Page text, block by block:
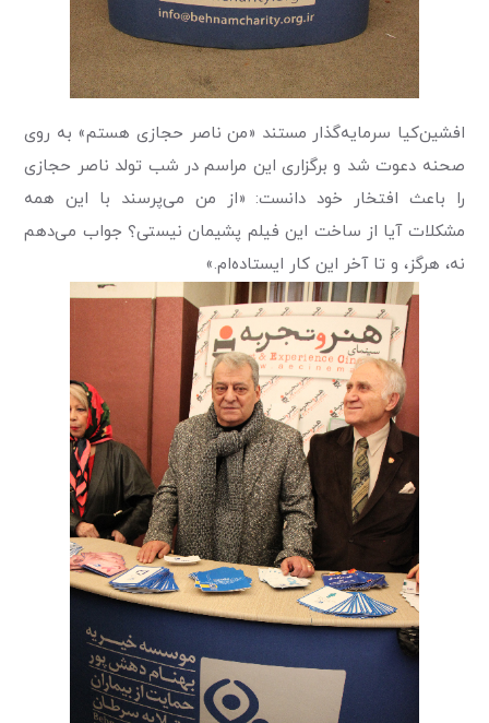
افشین‌کیا سرمایه‌گذار مستند «من ناصر حجازی هستم» به روی
صحنه دعوت شد و برگزاری این مراسم در شب تولد ناصر حجازی
را باعث افتخار خود دانست: «از من می‌پرسند با این همه
مشکلات آیا از ساخت این فیلم پشیمان نیستی؟ جواب می‌دهم
نه، هرگز، و تا آخر این کار ایستاده‌ام.»